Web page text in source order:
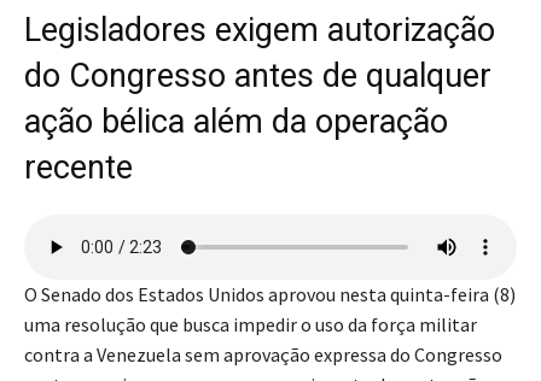
Legisladores exigem autorização
do Congresso antes de qualquer
ação bélica além da operação
recente
O Senado dos Estados Unidos aprovou nesta quinta-feira (8)
uma resolução que busca impedir o uso da força militar
contra a Venezuela sem aprovação expressa do Congresso